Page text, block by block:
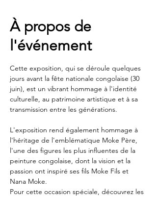
À propos de
l'événement
Cette exposition, qui se déroule quelques
jours avant la fête nationale congolaise (30
juin), est un vibrant hommage à l'identité
culturelle, au patrimoine artistique et à sa
transmission entre les générations.
L'exposition rend également hommage à
l'héritage de l'emblématique Moke Père,
l'une des figures les plus influentes de la
peinture congolaise, dont la vision et la
passion ont inspiré ses fils Moke Fils et
Nana Moke.
Pour cette occasion spéciale, découvrez les